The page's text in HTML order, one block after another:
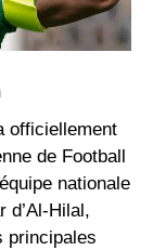
officiellement
de Football
nationale
d’Al-Hilal,
principales